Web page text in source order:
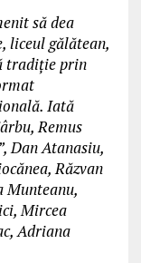
să dea
liceul gălătean,
tradiție prin
Iată
Remus
Dan Atanasiu,
Răzvan
Munteanu,
Mircea
Adriana